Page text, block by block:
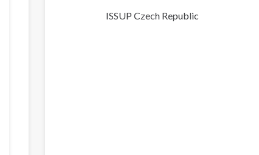
ISSUP Czech Republic